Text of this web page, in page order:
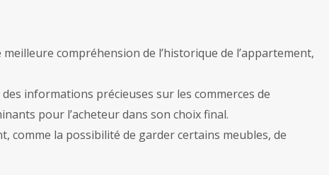
compréhension de l’historique de l’appartement,
informations précieuses sur les commerces de
pour l’acheteur dans son choix final.
comme la possibilité de garder certains meubles, de